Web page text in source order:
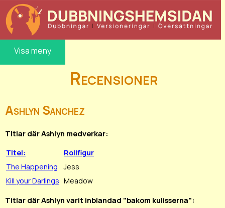
Visa meny
Recensioner
Ashlyn Sanchez
Titlar där Ashlyn medverkar:
Titel:
Rollfigur
The Happening
Jess
Kill your Darlings Meadow
Titlar där Ashlyn varit inblandad "bakom kulisserna":